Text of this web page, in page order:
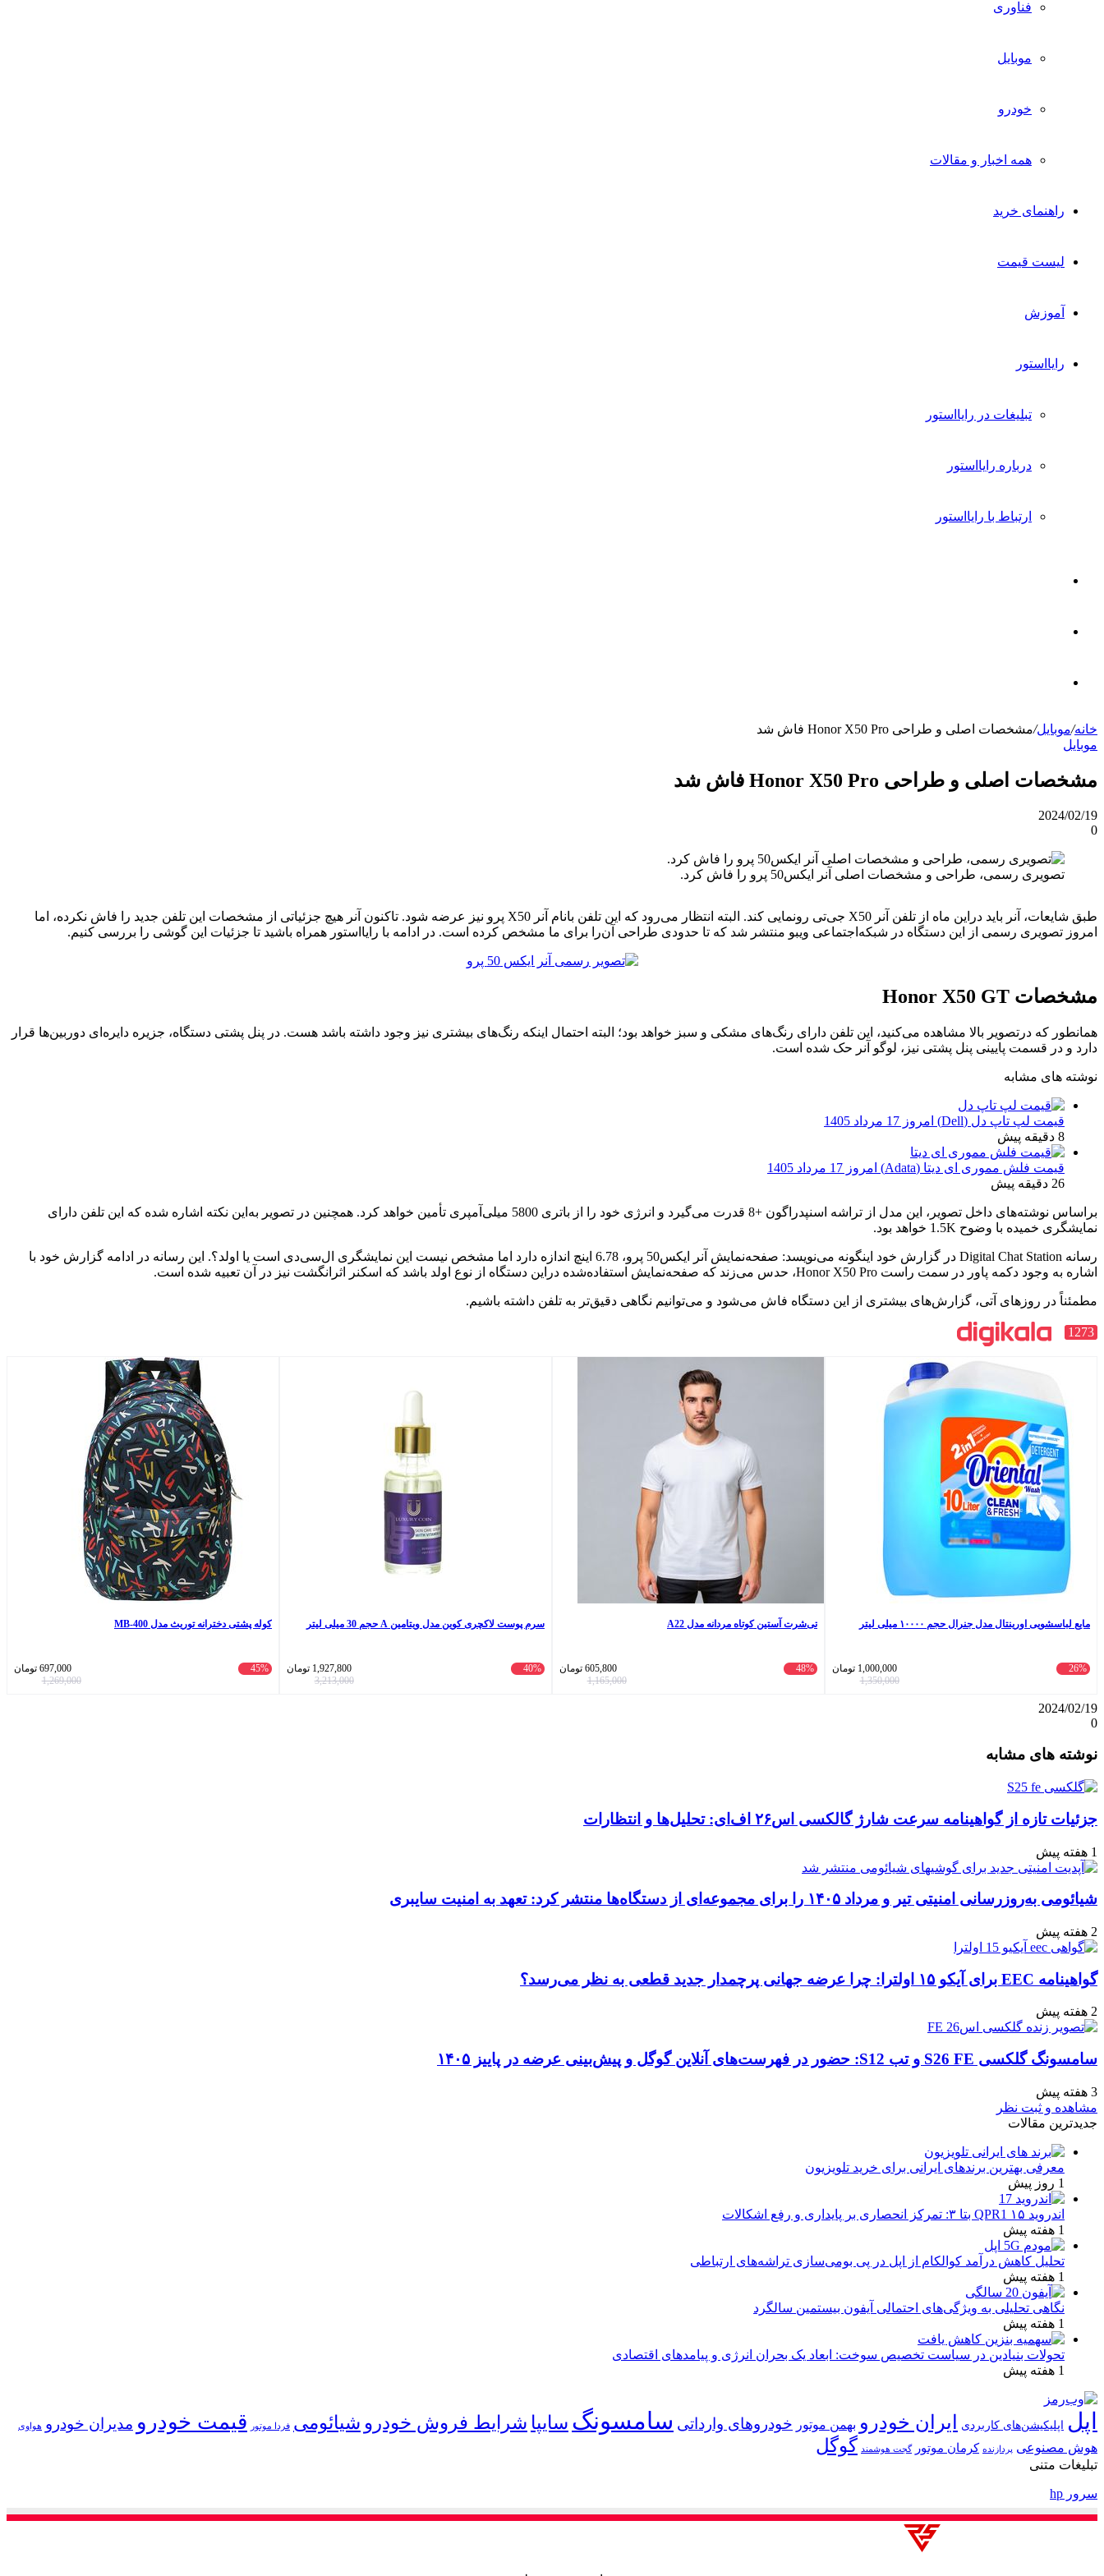
فناوری
موبایل
خودرو
همه اخبار و مقالات
راهنمای خرید
لیست قیمت
آموزش
رایااستور
تبلیغات در رایااستور
درباره رایااستور
ارتباط با رایااستور
برای خانه/موبایل/مشخصات اصلی و طراحی Honor X50 Pro فاش شد
موبایل
مشخصات اصلی و طراحی Honor X50 Pro فاش شد
2024/02/19
0
تصویری رسمی، طراحی و مشخصات اصلی آنر ایکس50 پرو را فاش کرد.
طبق شایعات، آنر باید دراین ماه از تلفن آنر X50 جی‌تی رونمایی کند. البته انتظار می‌رود که این تلفن بانام آنر X50 پرو نیز عرضه شود. تاکنون آنر هیچ جزئیاتی از مشخصات این تلفن جدید را فاش نکرده، اما
امروز تصویری رسمی از این دستگاه در شبکه‌اجتماعی ویبو منتشر شد که تا حدودی طراحی آن‌را برای ما مشخص کرده است. در ادامه با رایااستور همراه باشید تا جزئیات این گوشی را بررسی کنیم.
مشخصات Honor X50 GT
همانطور که درتصویر بالا مشاهده می‌کنید، این تلفن دارای رنگ‌های مشکی و سبز خواهد بود؛ البته احتمال اینکه رنگ‌های بیشتری نیز وجود داشته باشد هست. در پنل پشتی دستگاه، جزیره دایره‌ای دوربین‌ها قرار
دارد و در قسمت پایینی پنل پشتی نیز، لوگو آنر حک شده است.
نوشته های مشابه
قیمت لپ تاپ دل (Dell) امروز 17 مرداد 1405
8 دقیقه پیش
قیمت فلش مموری ای دیتا (Adata) امروز 17 مرداد 1405
26 دقیقه پیش
براساس نوشته‌های داخل تصویر، این مدل از تراشه اسنپدراگون +8 قدرت می‌گیرد و انرژی خود را از باتری 5800 میلی‌آمپری تأمین خواهد کرد. همچنین در تصویر به‌این نکته اشاره شده که این تلفن دارای
نمایشگری خمیده با وضوح 1.5K خواهد بود.
رسانه Digital Chat Station در گزارش خود اینگونه می‌نویسد: صفحه‌نمایش آنر ایکس50 پرو، 6.78 اینچ اندازه دارد اما مشخص نیست این نمایشگری ال‌سی‌دی است یا اولد؟. این رسانه در ادامه گزارش خود با
اشاره به وجود دکمه پاور در سمت راست Honor X50 Pro، حدس می‌زند که صفحه‌نمایش استفاده‌شده دراین دستگاه از نوع اولد باشد که اسکنر اثرانگشت نیز در آن تعبیه شده است.
مطمئناً در روزهای آتی، گزارش‌های بیشتری از این دستگاه فاش می‌شود و می‌توانیم نگاهی دقیق‌تر به تلفن داشته باشیم.
1273
مایع لباسشویی اورینتال مدل جنرال حجم ۱۰۰۰۰ میلی لیتر
26%
1,000,000 تومان
1,350,000
تی‌شرت آستین کوتاه مردانه مدل A22
48%
605,800 تومان
1,165,000
سرم پوست لاکچری کوین مدل ویتامین A حجم 30 میلی لیتر
40%
1,927,800 تومان
3,213,000
کوله پشتی دخترانه توریث مدل MB-400
45%
697,000 تومان
1,269,000
2024/02/19
0
آپ
گذاری
ایمیل
نوشته های مشابه
جزئیات تازه از گواهینامه سرعت شارژ گالکسی اس۲۶ اف‌ای: تحلیل‌ها و انتظارات
1 هفته پیش
شیائومی به‌روزرسانی امنیتی تیر و مرداد ۱۴۰۵ را برای مجموعه‌ای از دستگاه‌ها منتشر کرد: تعهد به امنیت سایبری
2 هفته پیش
گواهینامه EEC برای آیکو ۱۵ اولترا: چرا عرضه جهانی پرچمدار جدید قطعی به نظر می‌رسد؟
2 هفته پیش
سامسونگ گلکسی S26 FE و تب S12: حضور در فهرست‌های آنلاین گوگل و پیش‌بینی عرضه در پاییز ۱۴۰۵
3 هفته پیش
مشاهده و ثبت نظر
جدیدترین مقالات
معرفی بهترین برندهای ایرانی برای خرید تلویزیون
1 روز پیش
اندروید ۱۵ QPR1 بتا ۳: تمرکز انحصاری بر پایداری و رفع اشکالات
1 هفته پیش
تحلیل کاهش درآمد کوالکام از اپل در پی بومی‌سازی تراشه‌های ارتباطی
1 هفته پیش
نگاهی تحلیلی به ویژگی‌های احتمالی آیفون بیستمین سالگرد
1 هفته پیش
تحولات بنیادین در سیاست تخصیص سوخت: ابعاد یک بحران انرژی و پیامدهای اقتصادی
1 هفته پیش
اپل اپلیکیشن‌های کاربردی ایران خودرو بهمن موتور خودروهای وارداتی سامسونگ سایپا شرایط فروش خودرو شیائومی فردا موتور قیمت خودرو مدیران خودرو هواوی
هوش مصنوعی پردازنده کرمان موتور گجت هوشمند گوگل
تبلیغات متنی
سرور hp